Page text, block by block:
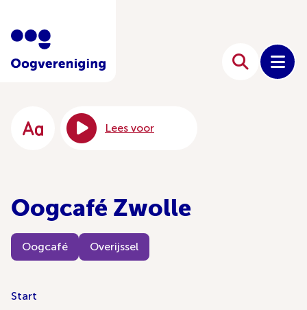
Lees voor
Oogcafé Zwolle
Oogcafé Overijssel
Start